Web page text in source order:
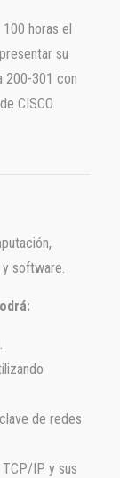
horas el
su
200-301 con
CISCO.
software.
de redes
IP y sus